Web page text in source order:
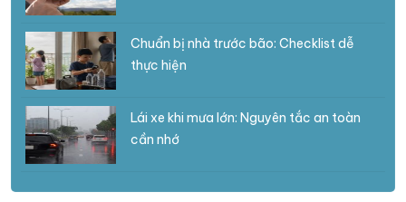
Chuẩn bị nhà trước bão: Checklist dễ
thực hiện
Lái xe khi mưa lớn: Nguyên tắc an toàn
cần nhớ